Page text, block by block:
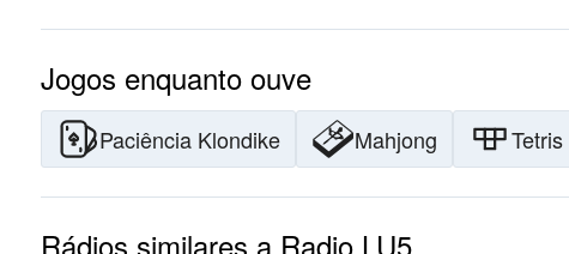
Jogos enquanto ouve
Paciência Klondike Mahjong Tetris
Rádios similares a Radio LU5